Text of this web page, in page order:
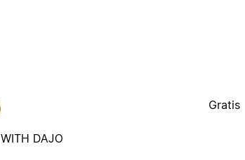
WITH DAJO
Gratis